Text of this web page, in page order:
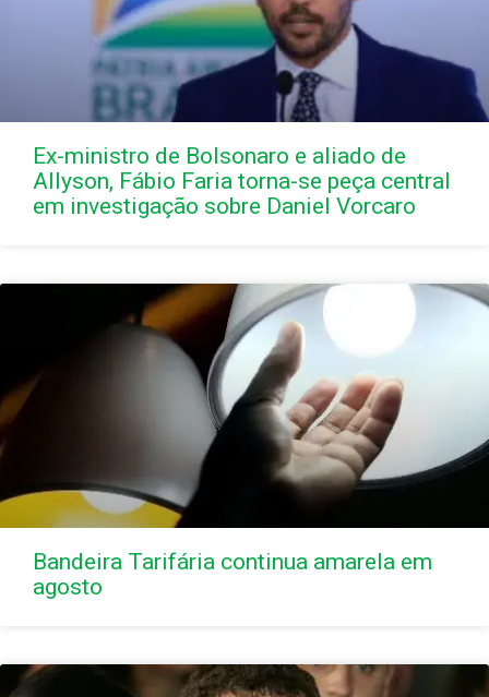
Ex-ministro de Bolsonaro e aliado de
Allyson, Fábio Faria torna-se peça central
em investigação sobre Daniel Vorcaro
Bandeira Tarifária continua amarela em
agosto